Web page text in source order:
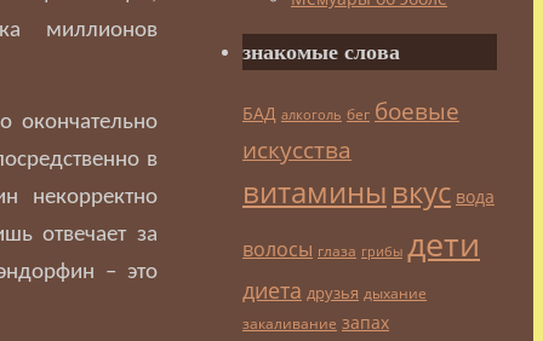
миллионов
в
некорректно
отвечает за
– это
знакомые слова
БАД алкоголь бег боевые
искусства
витамины вкус вода
волосы глаза грибы дети
диета друзья дыхание
закаливание запах